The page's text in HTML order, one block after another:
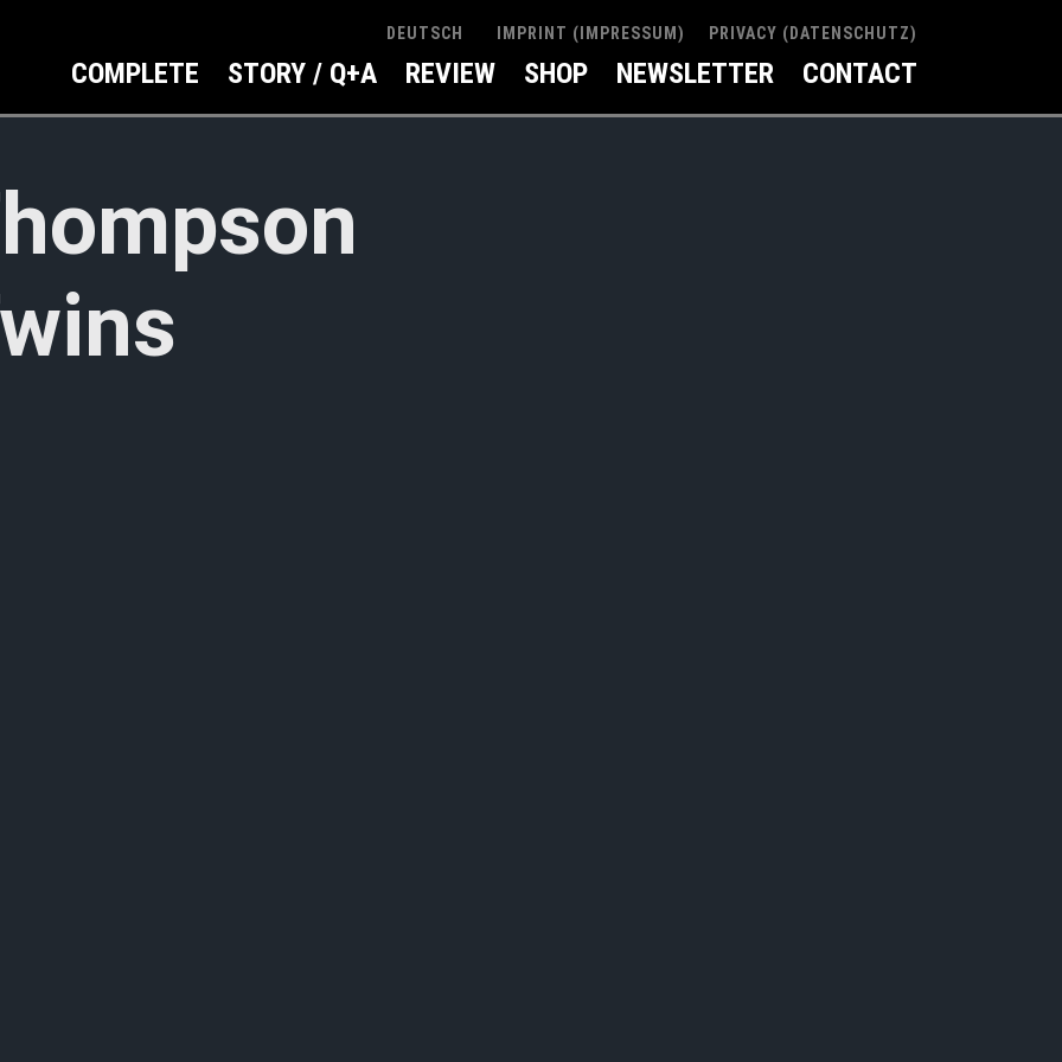
DEUTSCH IMPRINT (IMPRESSUM) PRIVACY (DATENSCHUTZ)
COMPLETE STORY / Q+A REVIEW SHOP NEWSLETTER CONTACT